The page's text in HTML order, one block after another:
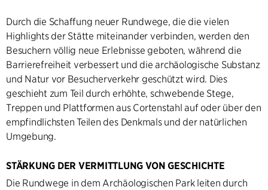
Durch die Schaffung neuer Rundwege, die die vielen
Highlights der Stätte miteinander verbinden, werden den
Besuchern völlig neue Erlebnisse geboten, während die
Barrierefreiheit verbessert und die archäologische Substanz
und Natur vor Besucherverkehr geschützt wird. Dies
geschieht zum Teil durch erhöhte, schwebende Stege,
Treppen und Plattformen aus Cortenstahl auf oder über den
empfindlichsten Teilen des Denkmals und der natürlichen
Umgebung.
STÄRKUNG DER VERMITTLUNG VON GESCHICHTE
Die Rundwege in dem Archäologischen Park leiten durch